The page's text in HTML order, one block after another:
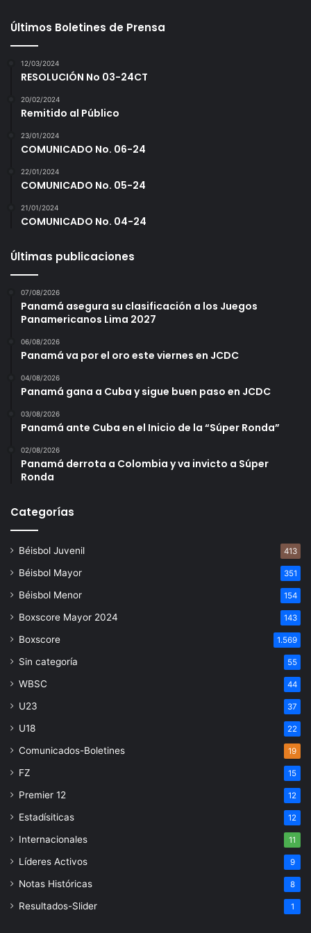
Últimos Boletines de Prensa
12/03/2024
RESOLUCIÓN No 03-24CT
20/02/2024
Remitido al Público
23/01/2024
COMUNICADO No. 06-24
22/01/2024
COMUNICADO No. 05-24
21/01/2024
COMUNICADO No. 04-24
Últimas publicaciones
07/08/2026
Panamá asegura su clasificación a los Juegos
Panamericanos Lima 2027
06/08/2026
Panamá va por el oro este viernes en JCDC
04/08/2026
Panamá gana a Cuba y sigue buen paso en JCDC
03/08/2026
Panamá ante Cuba en el Inicio de la “Súper Ronda”
02/08/2026
Panamá derrota a Colombia y va invicto a Súper
Ronda
Categorías
Béisbol Juvenil 413
Béisbol Mayor 351
Béisbol Menor 154
Boxscore Mayor 2024 143
Boxscore 1.569
Sin categoría 55
WBSC 44
U23 37
U18 22
Comunicados-Boletines 19
FZ 15
Premier 12 12
Estadísiticas 12
Internacionales 11
Líderes Activos 9
Notas Históricas 8
Resultados-Slider 1